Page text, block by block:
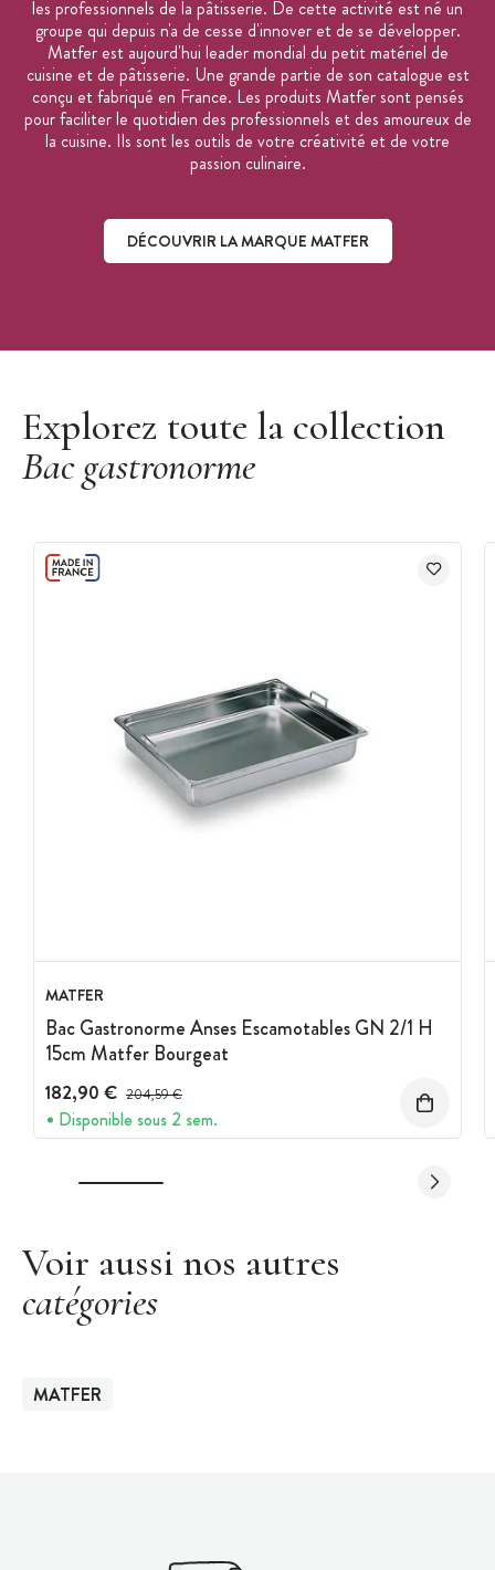
les professionnels de la pâtisserie. De cette activité est né un
groupe qui depuis n'a de cesse d'innover et de se développer.
Matfer est aujourd'hui leader mondial du petit matériel de
cuisine et de pâtisserie. Une grande partie de son catalogue est
conçu et fabriqué en France. Les produits Matfer sont pensés
pour faciliter le quotidien des professionnels et des amoureux de
la cuisine. Ils sont les outils de votre créativité et de votre
passion culinaire.
DÉCOUVRIR LA MARQUE MATFER
Explorez toute la collection
Bac gastronorme
MATFER
Bac Gastronorme Anses Escamotables GN 2/1 H
15cm Matfer Bourgeat
182,90 € Prix avant réduction :
204,59 €
Disponible sous 2 sem.
Voir aussi nos autres
catégories
MATFER